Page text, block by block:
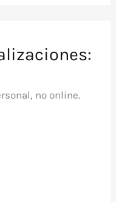
no online.